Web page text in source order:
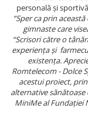
Proză
Psihologie
Sociologie
Spiritualitate/
Sport
Stiinte/Educatie
personală și
“Sper ca prin
gimnaste care
“Scrisori către o
experiența și
existența.
Romtelecom - Dolce
acestui proiect,
alternative
MiniMe al Fundației